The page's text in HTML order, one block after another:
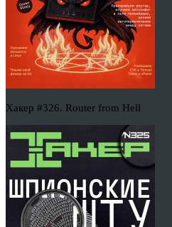
Хакер #326. Router from Hell